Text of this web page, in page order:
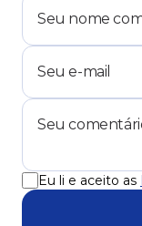
Eu li e aceito as